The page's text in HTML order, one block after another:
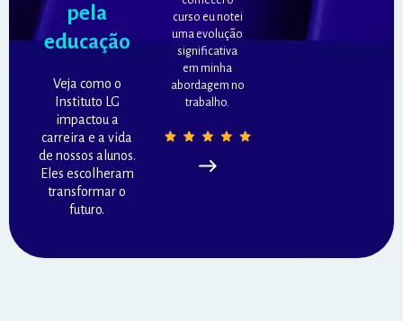
pela
educação
Veja como o
Instituto LG
impactou a
carreira e a vida
de nossos alunos.
Eles escolheram
transformar o
futuro.
curso eu notei
uma evolução
significativa
em minha
abordagem no
trabalho.